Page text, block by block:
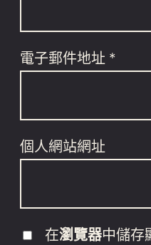
電子郵件地址 *
個人網站網址
在瀏覽器中儲存